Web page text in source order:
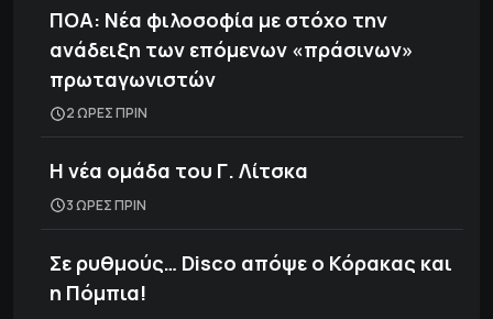
ΠΟΑ: Νέα φιλοσοφία με στόχο την
ανάδειξη των επόμενων «πράσινων»
πρωταγωνιστών
2 ΩΡΕΣ ΠΡΙΝ
H νέα ομάδα του Γ. Λίτσκα
3 ΩΡΕΣ ΠΡΙΝ
Σε ρυθμούς… Disco απόψε ο Κόρακας και
η Πόμπια!